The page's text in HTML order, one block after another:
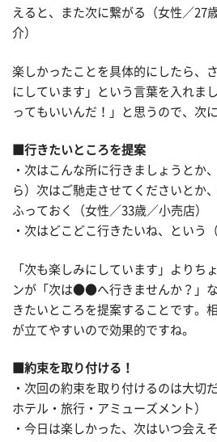
えると、また次に繋がる（女性／27
介）
楽しかったことを具体的にしたら、
にしています」という言葉を入れま
ってもいいんだ！」と思うので、次
■行きたいところを提案
・次はこんな所に行きましょうとか
ら）次はご馳走させてくださいとか
ふっておく（女性／33歳／小売店）
・次はどこどこ行きたいね、という
「次も楽しみにしています」よりち
ンが「次は●●へ行きませんか？」
きたいところを提案することです。
が立てやすいので効果的ですね。
■約束を取り付ける！
・次回の約束を取り付けるのは大切
ホテル・旅行・アミューズメント）
・今日は楽しかった、次はいつ会え